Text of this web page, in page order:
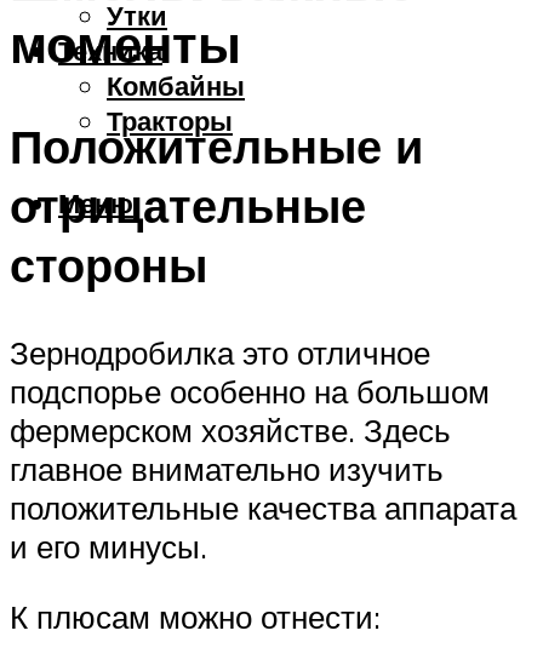
Утки
Техника
Комбайны
Тракторы
Меню
моменты
Положительные и
отрицательные
стороны
Зернодробилка это отличное
подспорье особенно на большом
фермерском хозяйстве. Здесь
главное внимательно изучить
положительные качества аппарата
и его минусы.
К плюсам можно отнести: